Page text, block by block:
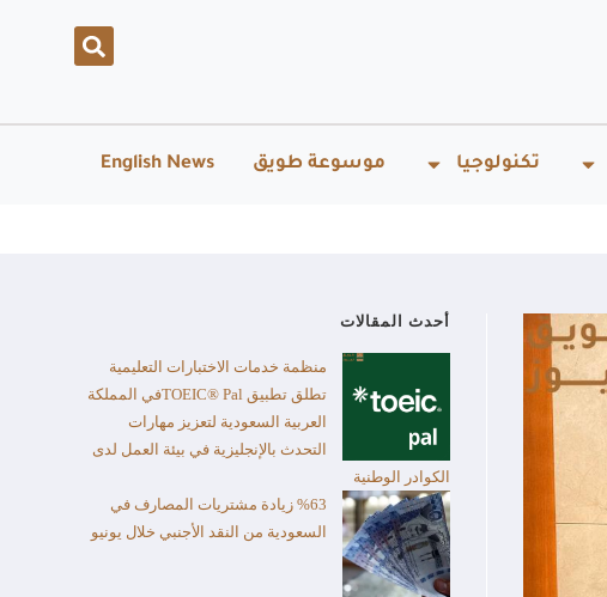
تكنولوجيا موسوعة طويق English News
أحدث المقالات
منظمة خدمات الاختبارات التعليمية
تطلق تطبيق TOEIC® Palفي المملكة
العربية السعودية لتعزيز مهارات
التحدث بالإنجليزية في بيئة العمل لدى
الكوادر الوطنية
%63 زيادة مشتريات المصارف في
السعودية من النقد الأجنبي خلال يونيو